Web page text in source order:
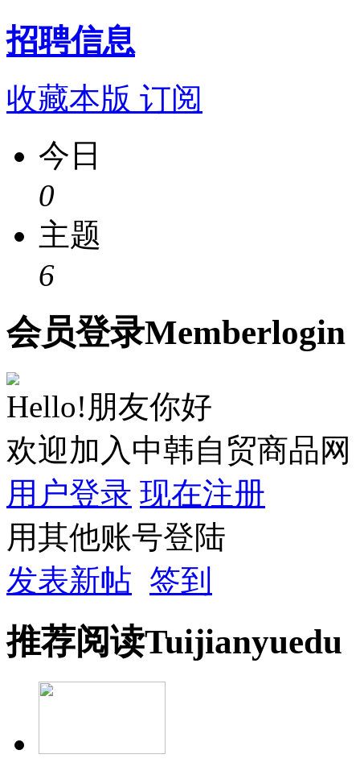
招聘信息
收藏本版 订阅
今日
0
主题
6
会员登录Memberlogin
Hello!朋友你好
欢迎加入中韩自贸商品网
用户登录 现在注册
用其他账号登陆
发表新帖 签到
推荐阅读Tuijianyuedu